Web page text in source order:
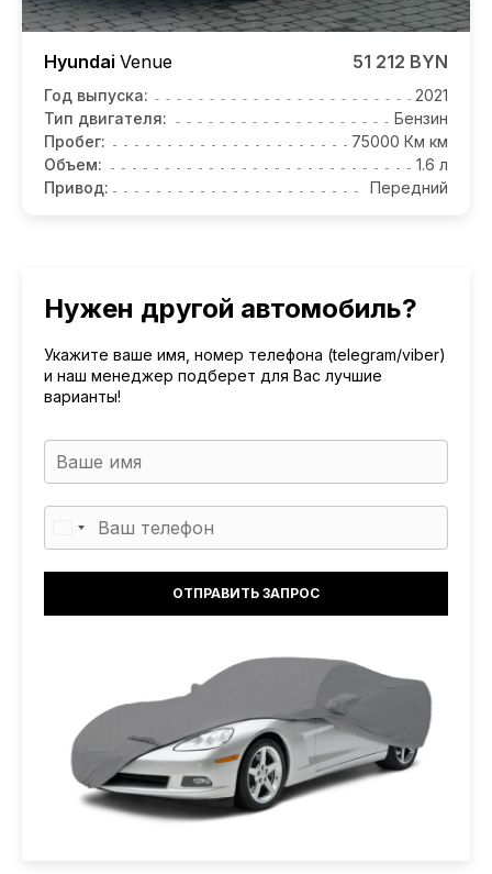
Hyundai Venue 51 212 BYN
Год выпуска:
2021
Тип двигателя:
Бензин
Пробег:
75000 Км км
Объем:
1.6 л
Привод:
Передний
Нужен другой автомобиль?
Укажите ваше имя, номер телефона (telegram/viber)
и наш менеджер подберет для Вас лучшие
варианты!